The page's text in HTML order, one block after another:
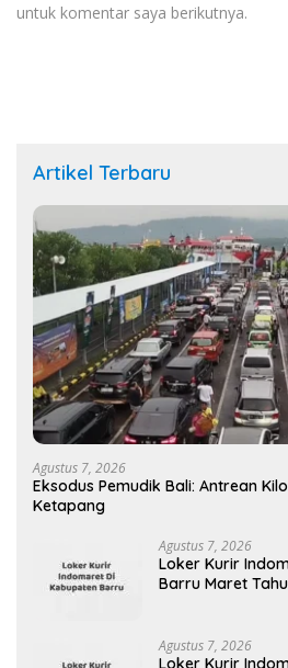
untuk komentar saya berikutnya.
Artikel Terbaru
Agustus 7, 2026
Eksodus Pemudik Bali: Antrean
Ketapang
Agustus 7, 2026
Loker Kurir
Barru Maret
Agustus 7, 2026
Loker Kurir